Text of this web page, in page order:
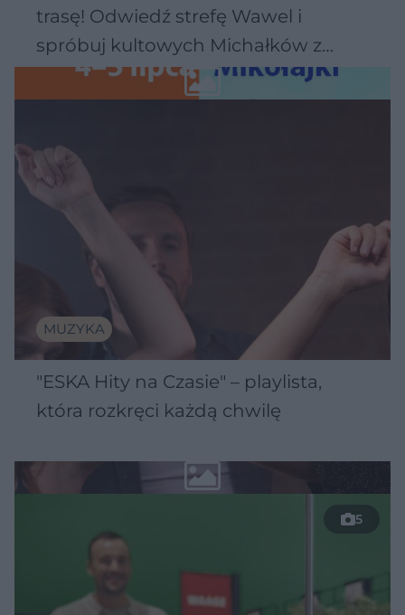
trasę! Odwiedź strefę Wawel i
spróbuj kultowych Michałków z
Wawelu
MUZYKA
"ESKA Hity na Czasie" – playlista,
która rozkręci każdą chwilę
5